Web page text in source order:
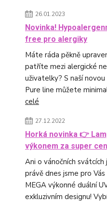
26.01.2023
Novinka!
free pro alergiky
Máte ráda pěkně
patříte mezi alergické
uživatelky? S naší
Pure line můžete
celé
27.12.2022
Horká novinka 👉
výkonem za super
Ani o vánočních svátcích
právě dnes jsme pro
MEGA výkonné duální
exkluzivním designu!